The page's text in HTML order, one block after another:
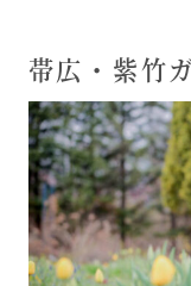
帯広・紫竹